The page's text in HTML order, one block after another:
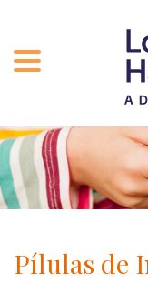
QUEM SOMOS
TRAJETÓRIA
INCLUSÃO E
PRÊMIOS
ÁREAS DE ATUAÇÃO
PROFISSIONAIS
CARREIRA
Pílulas de